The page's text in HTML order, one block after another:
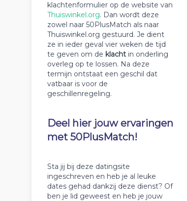
klachtenformulier op de website van
Thuiswinkel.org. Dan wordt deze
zowel naar 50PlusMatch als naar
Thuiswinkel.org gestuurd. Je dient
ze in ieder geval vier weken de tijd
te geven om de klacht in onderling
overleg op te lossen. Na deze
termijn ontstaat een geschil dat
vatbaar is voor de
geschillenregeling.
Deel hier jouw ervaringen
met 50PlusMatch!
Sta jij bij deze datingsite
ingeschreven en heb je al leuke
dates gehad dankzij deze dienst? Of
ben je lid geweest en heb je jouw